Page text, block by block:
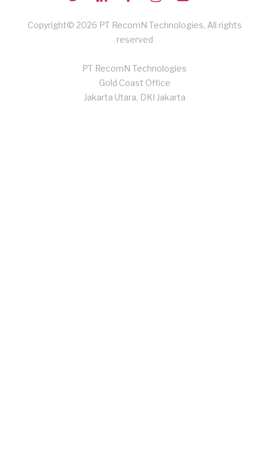
Copyright© 2026 PT RecomN Technologies, All rights
reserved
PT RecomN Technologies
Gold Coast Office
Jakarta Utara, DKI Jakarta